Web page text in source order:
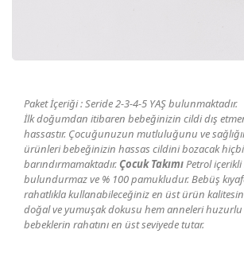
Paket İçeriği : Seride 2-3-4-5 YAŞ bulunmaktadır.
İlk doğumdan itibaren bebeğinizin cildi dış
hassastır. Çocuğunuzun mutluluğunu ve
ürünleri bebeğinizin hassas cildini bozacak
barındırmamaktadır. Çocuk TakımıPetrol
bulundurmaz ve % 100 pamukludur. Bebüş
rahatlıkla kullanabileceğiniz en üst ürün
doğal ve yumuşak dokusu hem anneleri huzurlu
bebeklerin rahatını en üst seviyede tutar.